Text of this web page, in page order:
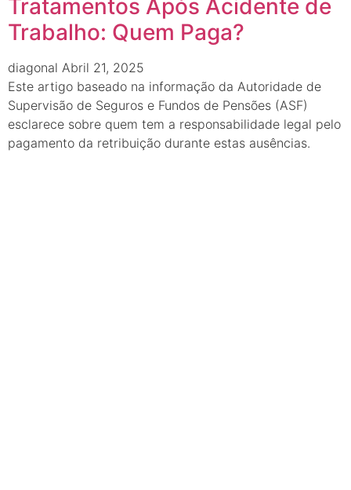
Tratamentos Após Acidente de
Trabalho: Quem Paga?
diagonal Abril 21, 2025
Este artigo baseado na informação da Autoridade de
Supervisão de Seguros e Fundos de Pensões (ASF)
esclarece sobre quem tem a responsabilidade legal pelo
pagamento da retribuição durante estas ausências.